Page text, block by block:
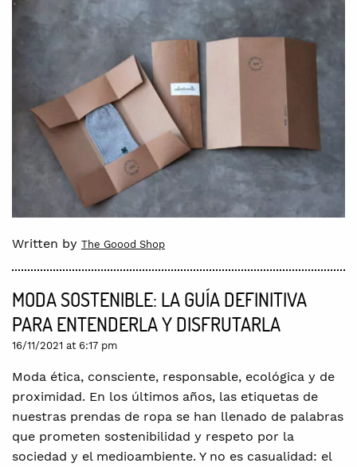
Written by The Goood Shop
MODA SOSTENIBLE: LA GUÍA DEFINITIVA
PARA ENTENDERLA Y DISFRUTARLA
16/11/2021 at 6:17 pm
Moda ética, consciente, responsable, ecológica y de
proximidad. En los últimos años, las etiquetas de
nuestras prendas de ropa se han llenado de palabras
que prometen sostenibilidad y respeto por la
sociedad y el medioambiente. Y no es casualidad: el